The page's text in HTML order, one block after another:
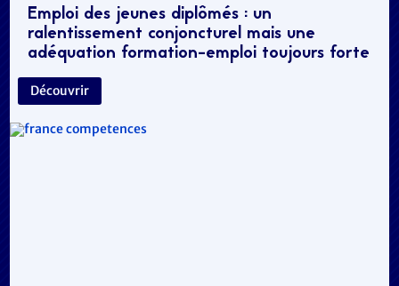
Emploi des jeunes diplômés : un
ralentissement conjoncturel mais une
adéquation formation-emploi toujours forte
Découvrir